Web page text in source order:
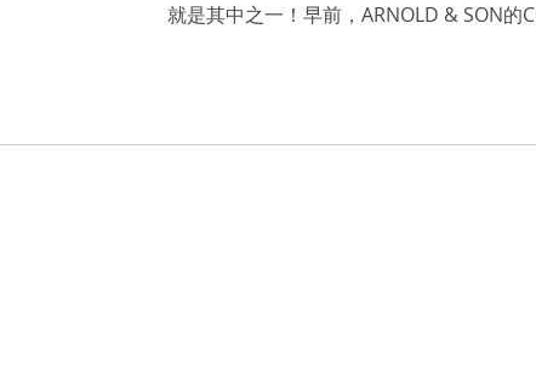
就是其中之一！早前，ARNOLD & SON的